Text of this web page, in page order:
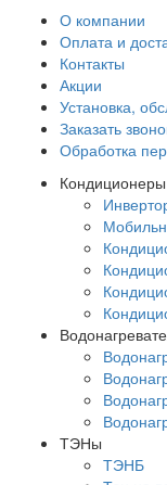
О компании
Оплата и
Контакты
Акции
Установка,
Заказать
Обработка
Кондиционеры
ТЭНы
ТЭНБ